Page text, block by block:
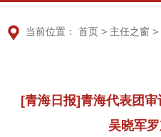
当前位置：首页 > 主任之窗 >
[青海日报]青海代表团
吴晓军